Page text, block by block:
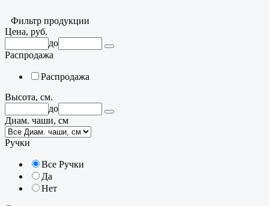
Фильтр продукции
Цена, руб.
до
Распродажа
Распродажа
Высота, см.
до
Диам. чаши, см
Ручки
Все Ручки
Да
Нет